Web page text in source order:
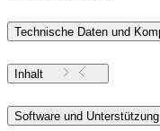
Technische Daten und
Inhalt
Software und Unterstützung